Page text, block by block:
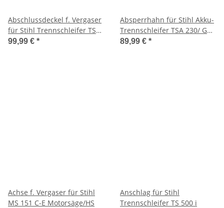
Abschlussdeckel f. Vergaser
für Stihl Trennschleifer TS
440-A
99,99 € *
Absperrhahn für Stihl Akku-
Trennschleifer TSA 230/ GS
461
89,99 € *
Achse f. Vergaser für Stihl
MS 151 C-E Motorsäge/HS
Anschlag für Stihl
Trennschleifer TS 500 i